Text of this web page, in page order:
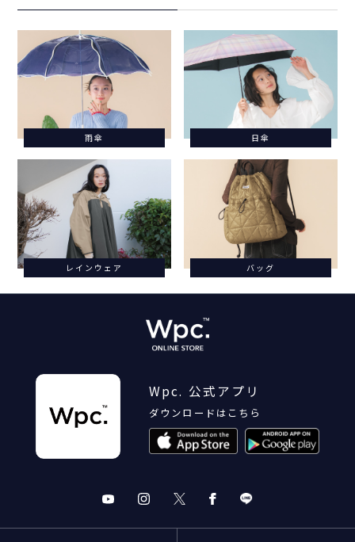
雨傘 日傘
レインウェア バッグ
Wpc. 公式アプリ
ダウンロードはこちら